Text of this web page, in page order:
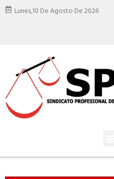
Lunes,10 De Agosto De 2026